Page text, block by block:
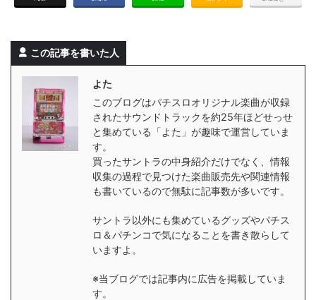
この記事を書いた人
よた
このブログはパチスロオリジナル楽曲が収録
されたサウンドトラックを約25年ほどせっせ
と集めている「よた」が趣味で運営していま
す。
買ったサントラの中身紹介だけでなく、情報
収集の過程で見つけた楽曲販売先や関連情報
も書いているので無駄に記事数が多いです。
サントラ以外にも集めているグッズやパチス
ロ＆パチンコで気になることを書き散らして
いますよ。
※当ブログでは記事内に広告を掲載していま
す。